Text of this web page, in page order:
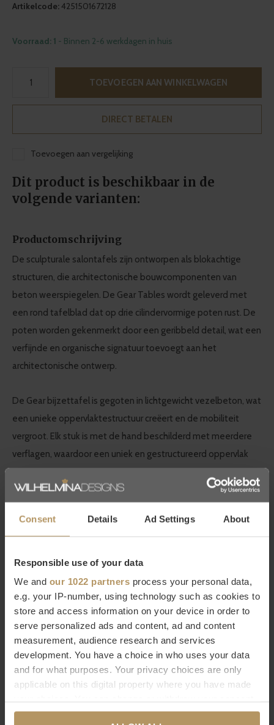
Consent Details Ad Settings About
Responsible use of your data
We and our 1022 partners process your personal data,
e.g. your IP-number, using technology such as cookies to
store and access information on your device in order to
serve personalized ads and content, ad and content
measurement, audience research and services
development. You have a choice in who uses your data
and for what purposes. Your privacy choices are only
applicable on this digital property where you have made
any time from the Cookie Declaration or by clicking on
Artikelcode:4251501672128
Voorraad: 1 - Binnen 2-6 werkdagen in huis
TOEVOEGEN AAN WINKELWAGEN
DIRECT BETALEN
Toevoegen aan vergelijking
Dit product is beschikbaar in de
volgende varianten:
Productomschrijving
De sculpturale salontafels zijn ontworpen als blokachtige
structuren, die architectonische bouwcomponenten van
beton weerspiegelen. De Gear Tables wordt geleverd met
een rond tafelblad dat op drie cilindervormige poten rust. De
poten worden gekenmerkt door een geribbeld detail, wat een
verfijnde en organische signatuur toevoegt aan het
architectonische ontwerp.
De Gear bijzettafel is gegoten in lichtgewicht vezelbeton, wat
een unieke oppervlaktestructuur creëert en de mobiliteit
vergroot. Elk stuk is met de hand beschilderd met meerdere
verflagen, waardoor een uniek en gestructureerd oppervlak
ontstaat.
Scandinavisch design van NORR11
verantwoordelijk voor luxe meubels en woonaccessoires die
passen in eenScandinavisch design. Door het
minimalistischekarakteren dehoogwaardige materialen
kunnen de producten goed gecombineerd worden met
verschillende woonstijlen. Laat je inspireren door de
ontwerpen en de natuurlijke materialen en vind voor jouw
interieur de perfecte match!
Specificaties
NORR11